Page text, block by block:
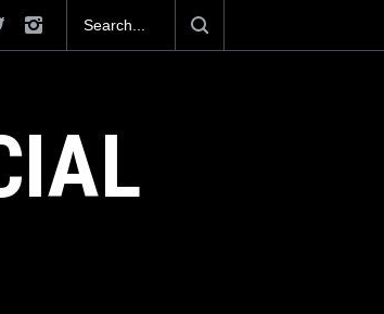
México se posiciona como el cuarto exportador
del mundo, al superar los 13,600 millones de dólares
exportaciones en el 2025.